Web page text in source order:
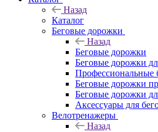
Назад
Каталог
Беговые дорожки
Назад
Беговые дорожки
Беговые дорожки
Профессиональные
Беговые дорожки
Беговые дорожки
Аксессуары для
Велотренажеры
Назад